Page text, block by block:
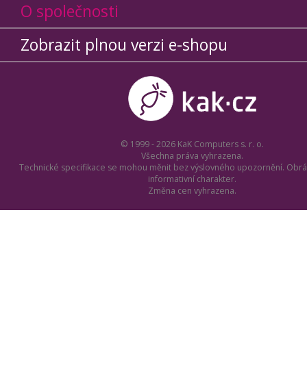
O společnosti
Zobrazit plnou verzi e-shopu
© 1999 - 2026 KaK Computers s. r. o.
Všechna práva vyhrazena.
Technické specifikace se mohou měnit bez výslovného upozornění.
informativní charakter.
Změna cen vyhrazena.